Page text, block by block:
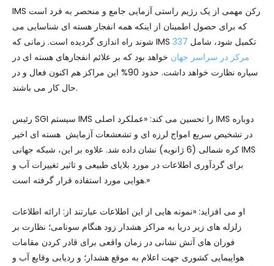
IMS رکن مهمی از یک رژیم راستی آزمایی جامع و منحصر به فرد است
که برای حصول اطمینان از اینکه همه انفجار هسته ای شناسایی می
شوند راه اندازی گردیده است. زمانی که IMS تکمیل شود، شامل 337
مرکز در سراسر جهان خواهد بود که بر علائم انفجارهای هسته ای در
سیاره نظارت خواهد داشت. حدود 90% این مراکز هم اکنون فعال و در
حال کار می باشند.
رئیس SGI سیستم IMS را تحسین می کند: «عملکرد اصلی IMS دوباره
در تشخیص سریع امواج لرزه ای و تشعشعات آزمایش هسته ای اخیر
کره شمالی (6 ژانویه) نشان داده شد. علاوه بر این، شبکه جهانی IMS
برای گردآوری اطلاعات در مورد بلایای طبیعی و تاثیر تغییرات آب و
هوایی مورد استفاده قرار گرفته است.»
او می افزاید: «نمونه هایی از این اطلاعات عبارتند از: ارائه اطلاعات
زلزله های زیر دریا به مراکز هشدار زود هنگام سونامی؛ نظارت بر
فوران های آتش نشانی در زمان واقعی برای قادر کردن مقامات
هواپیمایی کشوری جهت اعلام به موقع هشدار؛ و ردیابی وقایع آب و